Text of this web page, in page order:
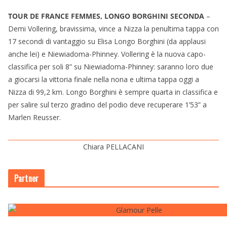
TOUR DE FRANCE FEMMES, LONGO BORGHINI SECONDA –
Demi Vollering, bravissima, vince a Nizza la penultima tappa con
17 secondi di vantaggio su Elisa Longo Borghini (da applausi
anche lei) e Niewiadoma-Phinney. Vollering è la nuova capo-
classifica per soli 8” su Niewiadoma-Phinney: saranno loro due
a giocarsi la vittoria finale nella nona e ultima tappa oggi a
Nizza di 99,2 km. Longo Borghini è sempre quarta in classifica e
per salire sul terzo gradino del podio deve recuperare 1’53” a
Marlen Reusser.
Chiara PELLACANI
Partner